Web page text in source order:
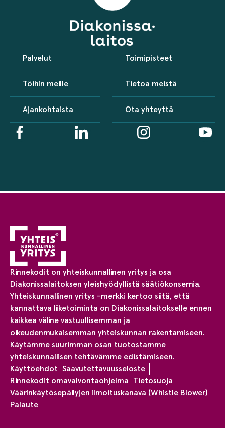
Palvelut Toimipisteet
Töihin meille Tietoa meistä
Ajankohtaista Ota yhteyttä
Rinnekodit on yhteiskunnallinen yritys ja osa
Diakonissalaitoksen yleishyödyllistä säätiökonsernia.
Yhteiskunnallinen yritys -merkki kertoo siitä, että
kannattava liiketoiminta on Diakonissalaitokselle ennen
kaikkea väline vastuullisemman ja
oikeudenmukaisemman yhteiskunnan rakentamiseen.
Käytämme suurimman osan tuotostamme
yhteiskunnallisen tehtävämme edistämiseen.
Käyttöehdot Saavutettavuusseloste
Rinnekodit omavalvontaohjelma Tietosuoja
Väärinkäytösepäilyjen ilmoituskanava (Whistle Blower)
Palaute